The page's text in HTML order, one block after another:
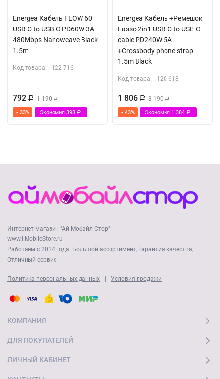
Energea Кабель FLOW 60
USB-C to USB-C PD60W 3A
480Mbps Nanoweave Black
1.5m
Код товара: 122-716
792 Р 1 190Р
- 33% Экономия 398 Р
Energea Кабель +Ремешок
Lasso 2in1 USB-C to USB-C
cable PD240W 5A
+Crossbody phone strap
1.5m Black
Код товара: 120-618
1 806 Р 3 190Р
- 43% Экономия 1 384 Р
Интернет магазин "Ай Мобайл Стор"
www.i-MobileStore.ru
Работаем с 2014 года. Большой ассортимент, Гарантия качества,
Отличный сервис.
Политика персональных данных | Условия продажи
КОМПАНИЯ
ДЛЯ ПОКУПАТЕЛЕЙ
ЛИЧНЫЙ КАБИНЕТ